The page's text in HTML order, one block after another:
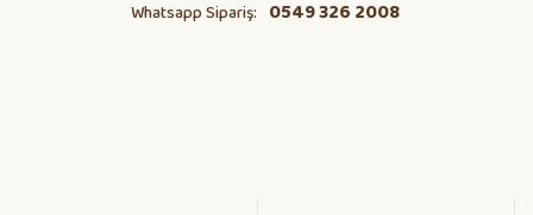
Whatsapp Sipariş: 0549 326 2008